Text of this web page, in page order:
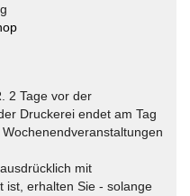
2 Tage vor der
Druckerei endet am Tag
mit
ist, erhalten Sie - solange